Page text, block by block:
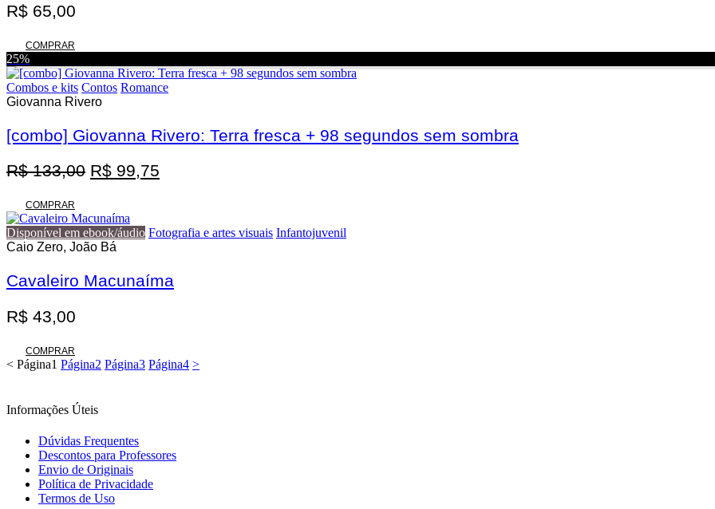
R$ 65,00
COMPRAR
25%
Combos e kits Contos Romance
Giovanna Rivero
[combo] Giovanna Rivero: Terra fresca + 98 segundos sem sombra
R$133,00 O
era:
R$ 133,00.
R$ 99,75
é:
COMPRAR
Disponível em ebook/áudio Fotografia e artes visuais Infantojuvenil
Caio Zero, João Bá
Cavaleiro Macunaíma
R$ 43,00
COMPRAR
< Página1 Página2 Página3 Página4 >
Informações Úteis
Dúvidas Frequentes
Descontos para Professores
Envio de Originais
Política de Privacidade
Termos de Uso